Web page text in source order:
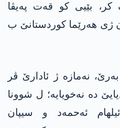
بێیی کو قەت پەیڤا
ژی ھەرێما کوردستانێ ب
نەمازە ژ ئادارێ ڤر
دە نەخویایە؛ ل شوونا
ئەحمەد و سیپان